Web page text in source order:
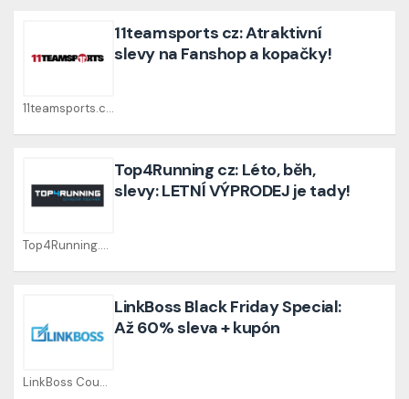
11teamsports.cz Coupons
11teamsports cz: Atraktivní
slevy na Fanshop a kopačky!
Top4Running.cz Coupons
Top4Running cz: Léto, běh,
slevy: LETNÍ VÝPRODEJ je tady!
LinkBoss Coupons
LinkBoss Black Friday Special:
Až 60% sleva + kupón